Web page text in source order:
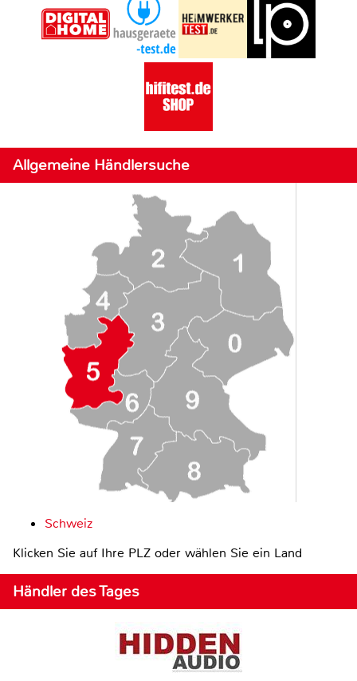
Allgemeine Händlersuche
Schweiz
Klicken Sie auf Ihre PLZ oder wählen Sie ein Land
Händler des Tages